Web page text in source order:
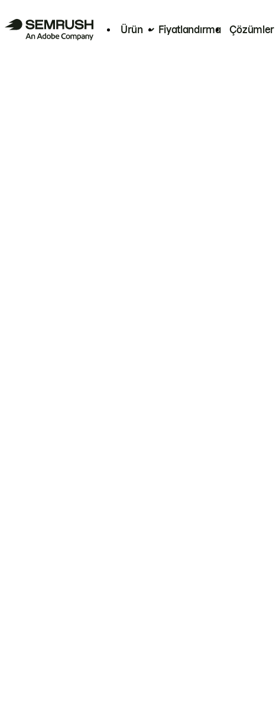
Ürün Fiyatlandırma Çözümler